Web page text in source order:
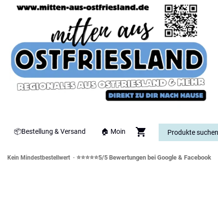
📦Bestellung & Versand 🏠 Moin
Kein Mindestbestellwert · ⭐⭐⭐⭐⭐5/5 Bewertungen bei Google & Facebook